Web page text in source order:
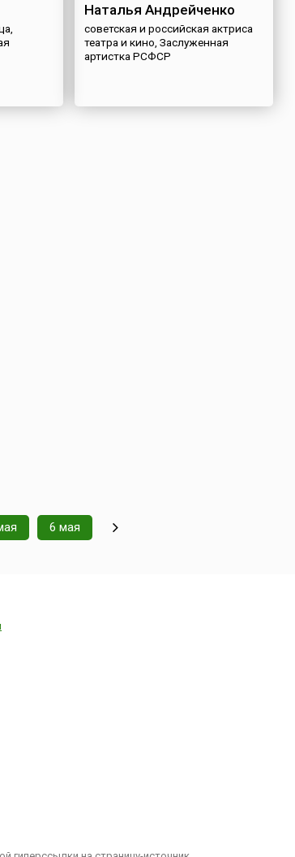
Наталья Андрейченко
советская и российская актриса
театра и кино, Заслуженная
артистка РСФСР
6 мая